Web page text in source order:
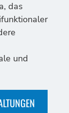
das
und